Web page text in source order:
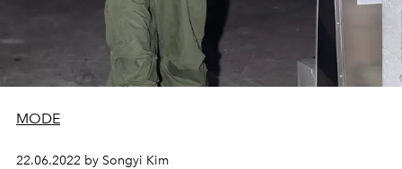
MODE
22.06.2022 by Songyi Kim